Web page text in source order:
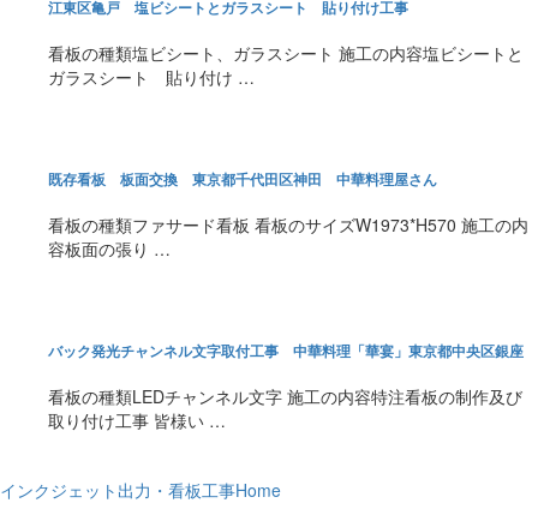
江東区亀戸 塩ビシートとガラスシート 貼り付け工事
看板の種類塩ビシート、ガラスシート 施工の内容塩ビシートと
ガラスシート 貼り付け …
既存看板 板面交換 東京都千代田区神田 中華料理屋さん
看板の種類ファサード看板 看板のサイズW1973*H570 施工の内
容板面の張り …
バック発光チャンネル文字取付工事 中華料理「華宴」東京都中央区銀座
看板の種類LEDチャンネル文字 施工の内容特注看板の制作及び
取り付け工事 皆様い …
インクジェット出力・看板工事Home